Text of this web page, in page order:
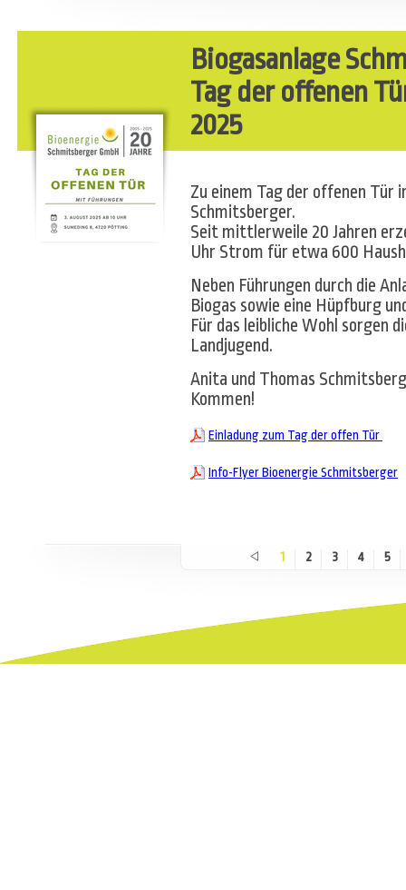
Biogasanlage
Tag der offenen
2025
Zu einem Tag der offenen Tür
Schmitsberger.
Seit mittlerweile 20 Jahren
Uhr Strom für etwa 600
Neben Führungen durch die
Biogas sowie eine Hüpfburg
Für das leibliche Wohl sorgen
Landjugend.
Anita und Thomas
Kommen!
Einladung zum Tag der offen Tür
Info-Flyer Bioenergie Schmitsberger
1 2 3 4 5